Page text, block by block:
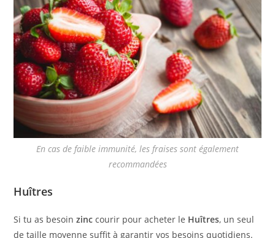
En cas de faible immunité, les fraises sont également
recommandées
Huîtres
Si tu as besoinzinc courir pour acheter le Huîtres, un seul
de taille moyenne suffit à garantir vos besoins quotidiens.